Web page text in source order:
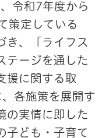
令和7年度から
策定している
き、「ライフス
テージを通した
援に関する取
各施策を展開す
の実情に即した
子ども・子育て